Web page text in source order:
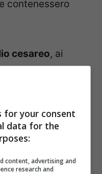
contenessero
cesareo, ai
diluite le feci
giorni.
for your consent
data for the
content, advertising and
research and